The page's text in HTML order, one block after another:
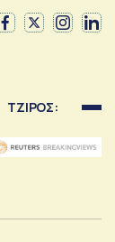
ΤΖΙΡΟΣ: